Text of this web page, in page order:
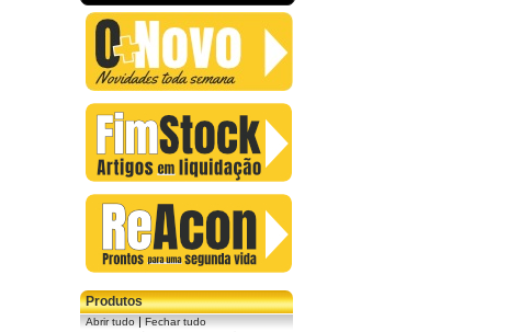
Produtos
Abrir tudo|Fechar tudo